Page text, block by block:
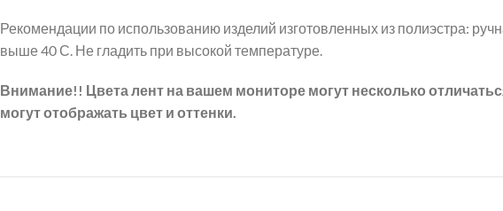
Рекомендации по использованию изделий изготовленных из полиэстра:
выше 40 С. Не гладить при высокой температуре.
Внимание!! Цвета лент на вашем мониторе могут несколько
могут отображать цвет и оттенки.